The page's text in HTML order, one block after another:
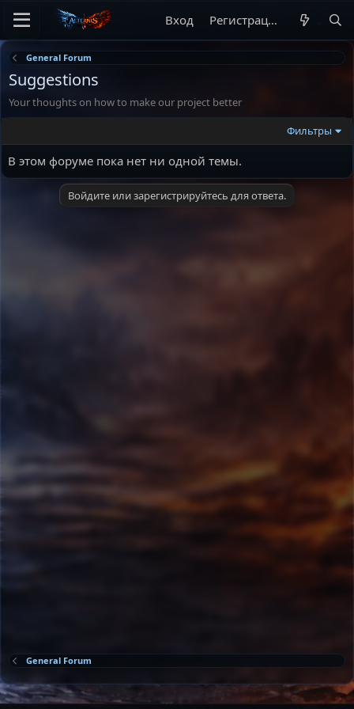
Вход Регистрация
General Forum
Suggestions
Your thoughts on how to make our project better
Фильтры
В этом форуме пока нет ни одной темы.
Войдите или зарегистрируйтесь для ответа.
General Forum